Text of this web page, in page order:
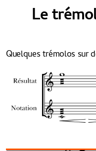
Le
Quelques trémolos sur